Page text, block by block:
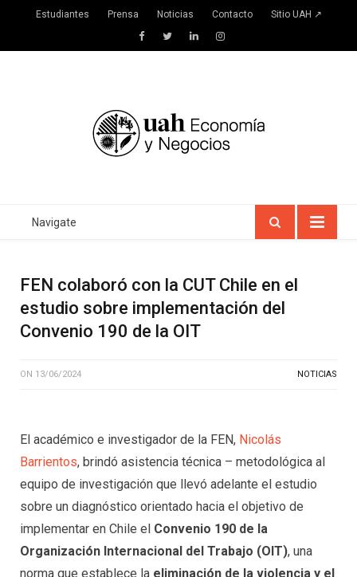
Estudiantes Prensa Noticias Contacto Sitio UAH ↗
FacebookTwitterLinkedInInstagram
Navigate
FEN colaboró con la CUT Chile en el
estudio sobre implementación del
Convenio 190 de la OIT
ON 13/06/2024 NOTICIAS
El académico e investigador de la FEN, Nicolás
Barrientos, brindó asistencia técnica – metodológica al
equipo de investigación que llevó adelante el estudio
sobre un diagnóstico orientado hacia el objetivo de
implementar en Chile el Convenio 190 de la
Organización Internacional del Trabajo (OIT), una
norma que establece la eliminación de la violencia y el